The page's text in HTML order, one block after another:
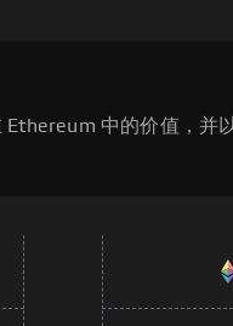
中的价值，并